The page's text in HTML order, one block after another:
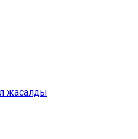
жасалды